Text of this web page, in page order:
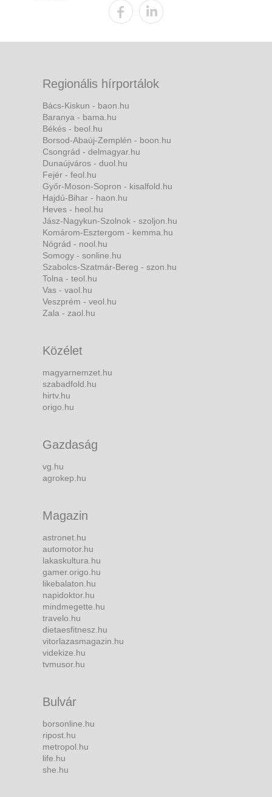
Regionális hírportálok
Bács-Kiskun - baon.hu
Baranya - bama.hu
Békés - beol.hu
Borsod-Abaúj-Zemplén - boon.hu
Csongrád - delmagyar.hu
Dunaújváros - duol.hu
Fejér - feol.hu
Győr-Moson-Sopron - kisalfold.hu
Hajdú-Bihar - haon.hu
Heves - heol.hu
Jász-Nagykun-Szolnok - szoljon.hu
Komárom-Esztergom - kemma.hu
Nógrád - nool.hu
Somogy - sonline.hu
Szabolcs-Szatmár-Bereg - szon.hu
Tolna - teol.hu
Vas - vaol.hu
Veszprém - veol.hu
Zala - zaol.hu
Közélet
magyarnemzet.hu
szabadfold.hu
hirtv.hu
origo.hu
Gazdaság
vg.hu
agrokep.hu
Magazin
astronet.hu
automotor.hu
lakaskultura.hu
gamer.origo.hu
likebalaton.hu
napidoktor.hu
mindmegette.hu
travelo.hu
dietaesfitnesz.hu
vitorlazasmagazin.hu
videkize.hu
tvmusor.hu
Bulvár
borsonline.hu
ripost.hu
metropol.hu
life.hu
she.hu